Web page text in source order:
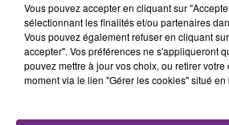
PROCHAINE JE VENDANGE
La vendange en Champagne a
août dans la commune de
jamais vu !
Vous pouvez accepter en cliquant sur
sélectionnant les finalités et/ou partenaires
Vous pouvez également refuser en cliquant
accepter". Vos préférences ne s'appliqueront
pouvez mettre à jour vos choix, ou retirer
moment via le lien "Gérer les cookies" situé